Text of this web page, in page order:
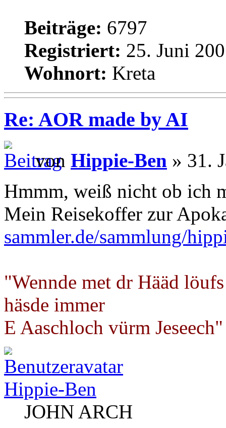
Beiträge: 6797
Registriert: 25. Juni
Wohnort: Kreta
Re: AOR made by AI
von Hippie-Ben » 31.
Hmmm, weiß nicht ob ich
Mein Reisekoffer zur
sammler.de/sammlung/
"Wennde met dr Hääd löufs
häsde immer
E Aaschloch vürm Jeseech"
Hippie-Ben
JOHN ARCH